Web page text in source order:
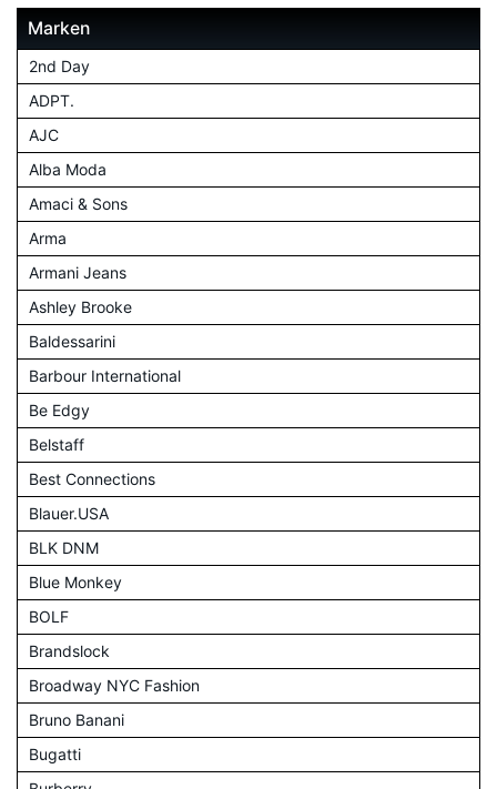
Marken
2nd Day
ADPT.
AJC
Alba Moda
Amaci & Sons
Arma
Armani Jeans
Ashley Brooke
Baldessarini
Barbour International
Be Edgy
Belstaff
Best Connections
Blauer.USA
BLK DNM
Blue Monkey
BOLF
Brandslock
Broadway NYC Fashion
Bruno Banani
Bugatti